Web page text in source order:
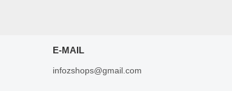
E-MAIL
infozshops@gmail.com